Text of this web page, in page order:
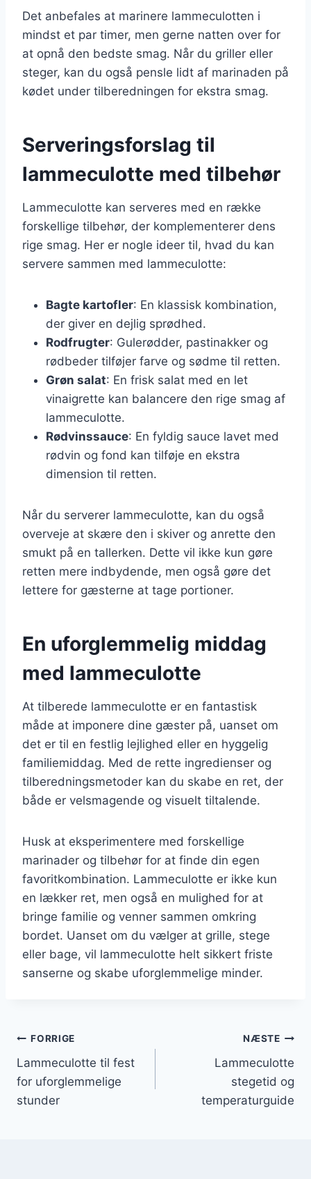
Det anbefales at marinere lammeculotten i
mindst et par timer, men gerne natten over for
at opnå den bedste smag. Når du griller eller
steger, kan du også pensle lidt af marinaden på
kødet under tilberedningen for ekstra smag.
Serveringsforslag til
lammeculotte med tilbehør
Lammeculotte kan serveres med en række
forskellige tilbehør, der komplementerer dens
rige smag. Her er nogle ideer til, hvad du kan
servere sammen med lammeculotte:
Bagte kartofler: En klassisk kombination,
der giver en dejlig sprødhed.
Rodfrugter: Gulerødder, pastinakker og
rødbeder tilføjer farve og sødme til retten.
Grøn salat: En frisk salat med en let
vinaigrette kan balancere den rige smag af
lammeculotte.
Rødvinssauce: En fyldig sauce lavet med
rødvin og fond kan tilføje en ekstra
dimension til retten.
Når du serverer lammeculotte, kan du også
overveje at skære den i skiver og anrette den
smukt på en tallerken. Dette vil ikke kun gøre
retten mere indbydende, men også gøre det
lettere for gæsterne at tage portioner.
En uforglemmelig middag
med lammeculotte
At tilberede lammeculotte er en fantastisk
måde at imponere dine gæster på, uanset om
det er til en festlig lejlighed eller en hyggelig
familiemiddag. Med de rette ingredienser og
tilberedningsmetoder kan du skabe en ret, der
både er velsmagende og visuelt tiltalende.
Husk at eksperimentere med forskellige
marinader og tilbehør for at finde din egen
favoritkombination. Lammeculotte er ikke kun
en lækker ret, men også en mulighed for at
bringe familie og venner sammen omkring
bordet. Uanset om du vælger at grille, stege
eller bage, vil lammeculotte helt sikkert friste
sanserne og skabe uforglemmelige minder.
Indlægsnavigation
FORRIGE
Lammeculotte til fest
for uforglemmelige
stunder
NÆSTE
Lammeculotte
stegetid og
temperaturguide